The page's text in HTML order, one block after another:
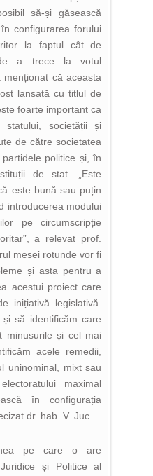
să-și găsească
configurarea forului
la faptul cât de
a trece la votul
menționat că aceasta
lansată cu titlul de
foarte important ca
statului, societății și
de către societatea
politice și, în
de stat. „Este
este bună sau puțin
introducerea modului
pe circumscripție
a relevat prof.
mesei rotunde vor fi
și asta pentru a
acestui proiect care
inițiativă legislativă.
și să identificăm care
minusurile și cel mai
acele remedii,
uninominal, mixt sau
maximal
în configurația
dr. hab. V. Juc.
pe care o are
și Politice al